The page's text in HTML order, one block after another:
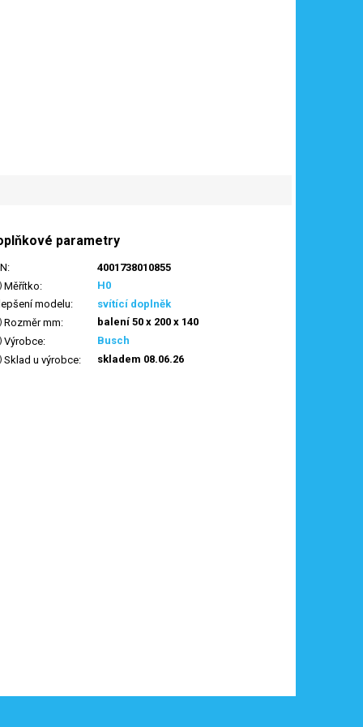
parametry
: 4001738010855
Měřítko:
H0
modelu: svítící doplněk
Rozměr mm: balení 50 x 200 x 140
Výrobce: Busch
Sklad u výrobce: skladem 08.06.26